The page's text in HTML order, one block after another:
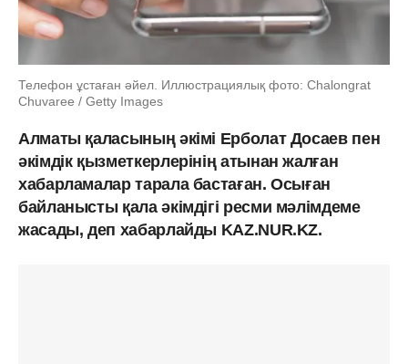
Телефон ұстаған әйел. Иллюстрациялық фото: Chalongrat
Chuvaree / Getty Images
Алматы қаласының әкімі Ерболат Досаев пен
әкімдік қызметкерлерінің атынан жалған
хабарламалар тарала бастаған. Осыған
байланысты қала әкімдігі ресми мәлімдеме
жасады, деп хабарлайды KAZ.NUR.KZ.